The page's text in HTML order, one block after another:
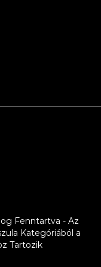
Fenntartva - Az
Kategóriából a
Tartozik